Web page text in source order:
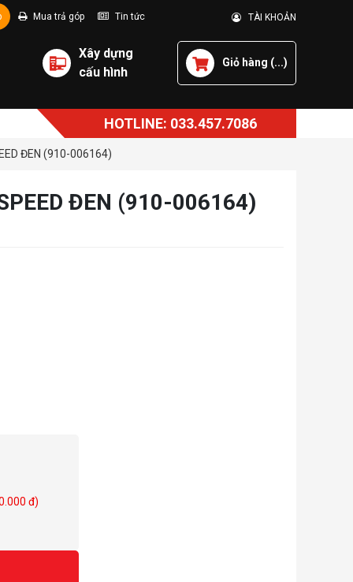
Mua trả góp Tin tức TÀI KHOẢN
Xây dựng
cấu hình
Giỏ hàng (...)
HOTLINE: 033.457.7086
ĐEN (910-006164)
ĐEN (910-006164)
đ)